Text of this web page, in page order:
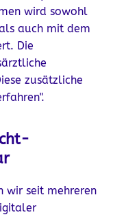
wird sowohl
auch mit dem
Die
zusätzliche
wir seit mehreren